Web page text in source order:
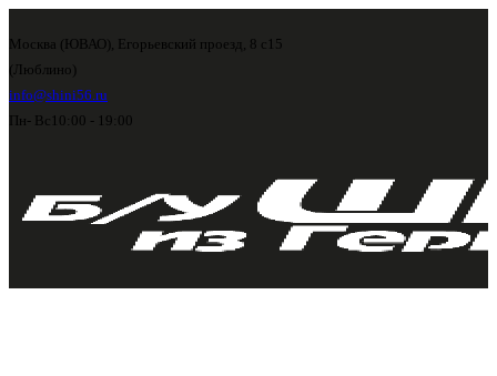
Москва (ЮВАО), Егорьевский проезд, 8 с15
(Люблино)
info@shini56.ru
Пн- Вс 10:00 - 19:00